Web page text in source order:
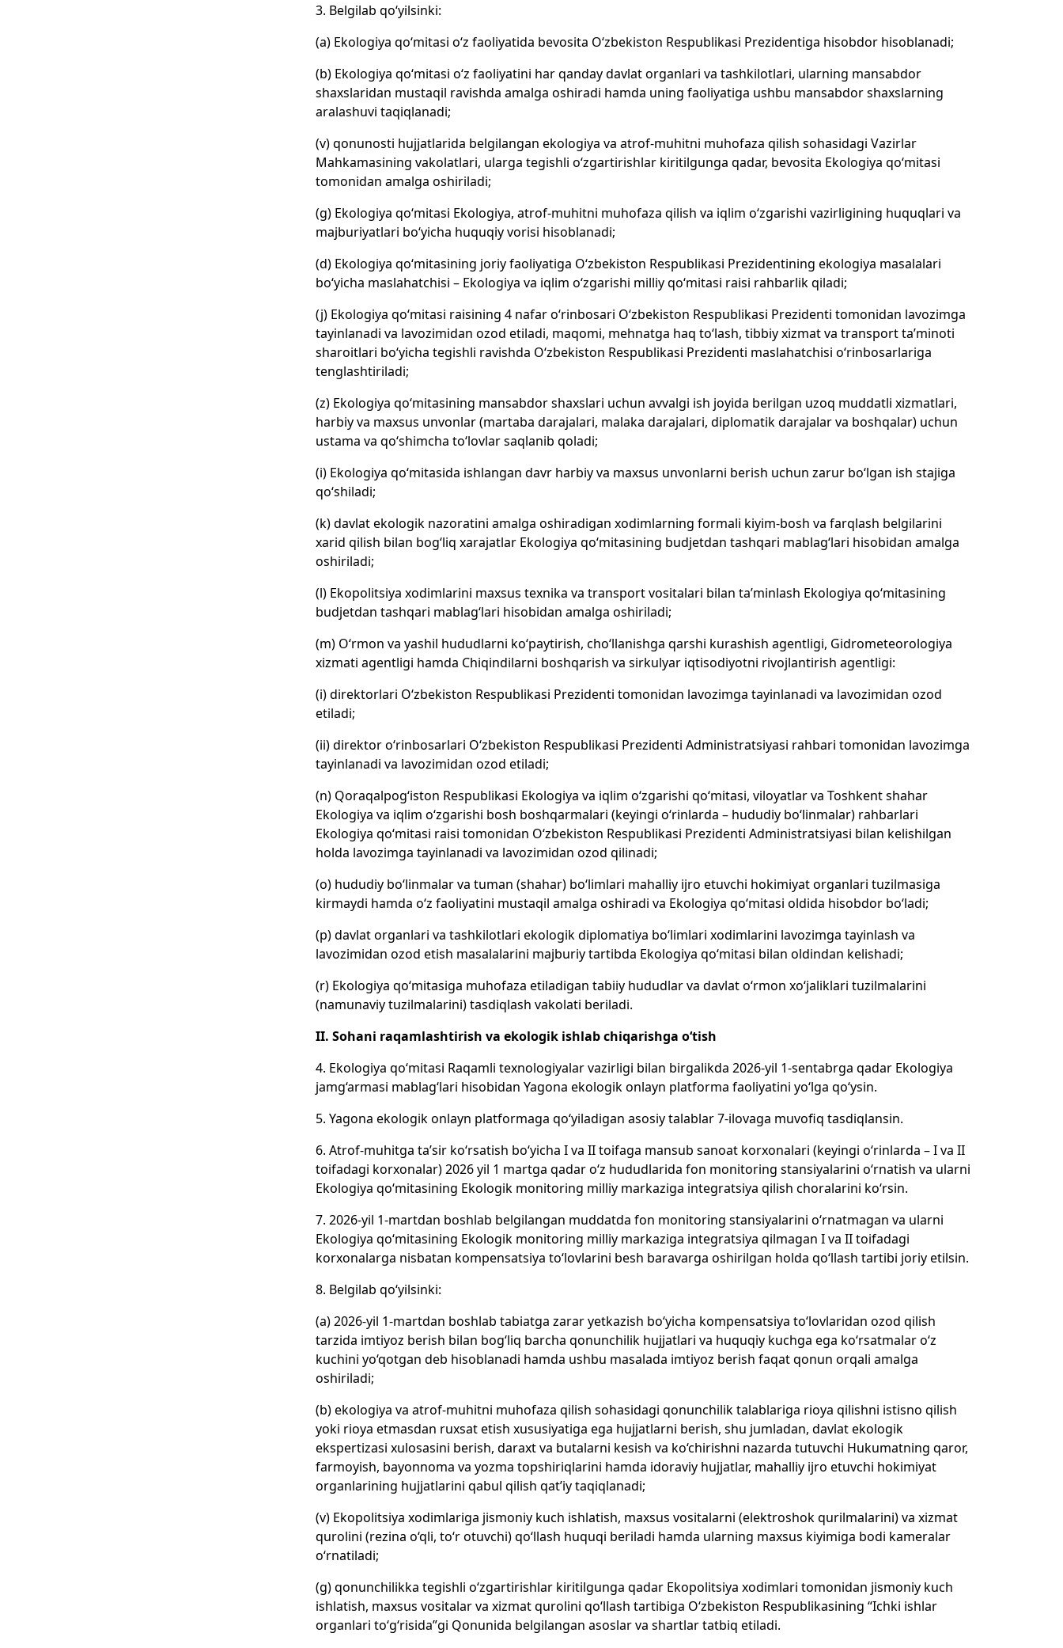
3. Belgilab qo‘yilsinki:
(a) Ekologiya qo‘mitasi o‘z faoliyatida bevosita O‘zbekiston Respublikasi Prezidentiga hisobdor hisoblanadi;
(b) Ekologiya qo‘mitasi o‘z faoliyatini har qanday davlat organlari va tashkilotlari, ularning mansabdor
shaxslaridan mustaqil ravishda amalga oshiradi hamda uning faoliyatiga ushbu mansabdor shaxslarning
aralashuvi taqiqlanadi;
(v) qonunosti hujjatlarida belgilangan ekologiya va atrof-muhitni muhofaza qilish sohasidagi Vazirlar
Mahkamasining vakolatlari, ularga tegishli o‘zgartirishlar kiritilgunga qadar, bevosita Ekologiya qo‘mitasi
tomonidan amalga oshiriladi;
(g) Ekologiya qo‘mitasi Ekologiya, atrof-muhitni muhofaza qilish va iqlim o‘zgarishi vazirligining huquqlari va
majburiyatlari bo‘yicha huquqiy vorisi hisoblanadi;
(d) Ekologiya qo‘mitasining joriy faoliyatiga O‘zbekiston Respublikasi Prezidentining ekologiya masalalari
bo‘yicha maslahatchisi – Ekologiya va iqlim o‘zgarishi milliy qo‘mitasi raisi rahbarlik qiladi;
(j) Ekologiya qo‘mitasi raisining 4 nafar o‘rinbosari O‘zbekiston Respublikasi Prezidenti tomonidan lavozimga
tayinlanadi va lavozimidan ozod etiladi, maqomi, mehnatga haq to‘lash, tibbiy xizmat va transport ta’minoti
sharoitlari bo‘yicha tegishli ravishda O‘zbekiston Respublikasi Prezidenti maslahatchisi o‘rinbosarlariga
tenglashtiriladi;
(z) Ekologiya qo‘mitasining mansabdor shaxslari uchun avvalgi ish joyida berilgan uzoq muddatli xizmatlari,
harbiy va maxsus unvonlar (martaba darajalari, malaka darajalari, diplomatik darajalar va boshqalar) uchun
ustama va qo‘shimcha to‘lovlar saqlanib qoladi;
(i) Ekologiya qo‘mitasida ishlangan davr harbiy va maxsus unvonlarni berish uchun zarur bo‘lgan ish stajiga
qo‘shiladi;
(k) davlat ekologik nazoratini amalga oshiradigan xodimlarning formali kiyim-bosh va farqlash belgilarini
xarid qilish bilan bog‘liq xarajatlar Ekologiya qo‘mitasining budjetdan tashqari mablag‘lari hisobidan amalga
oshiriladi;
(l) Ekopolitsiya xodimlarini maxsus texnika va transport vositalari bilan ta’minlash Ekologiya qo‘mitasining
budjetdan tashqari mablag‘lari hisobidan amalga oshiriladi;
(m) O‘rmon va yashil hududlarni ko‘paytirish, cho‘llanishga qarshi kurashish agentligi, Gidrometeorologiya
xizmati agentligi hamda Chiqindilarni boshqarish va sirkulyar iqtisodiyotni rivojlantirish agentligi:
(i) direktorlari O‘zbekiston Respublikasi Prezidenti tomonidan lavozimga tayinlanadi va lavozimidan ozod
etiladi;
(ii) direktor o‘rinbosarlari O‘zbekiston Respublikasi Prezidenti Administratsiyasi rahbari tomonidan lavozimga
tayinlanadi va lavozimidan ozod etiladi;
(n) Qoraqalpog‘iston Respublikasi Ekologiya va iqlim o‘zgarishi qo‘mitasi, viloyatlar va Toshkent shahar
Ekologiya va iqlim o‘zgarishi bosh boshqarmalari (keyingi o‘rinlarda – hududiy bo‘linmalar) rahbarlari
Ekologiya qo‘mitasi raisi tomonidan O‘zbekiston Respublikasi Prezidenti Administratsiyasi bilan kelishilgan
holda lavozimga tayinlanadi va lavozimidan ozod qilinadi;
(o) hududiy bo‘linmalar va tuman (shahar) bo‘limlari mahalliy ijro etuvchi hokimiyat organlari tuzilmasiga
kirmaydi hamda o‘z faoliyatini mustaqil amalga oshiradi va Ekologiya qo‘mitasi oldida hisobdor bo‘ladi;
(p) davlat organlari va tashkilotlari ekologik diplomatiya bo‘limlari xodimlarini lavozimga tayinlash va
lavozimidan ozod etish masalalarini majburiy tartibda Ekologiya qo‘mitasi bilan oldindan kelishadi;
(r) Ekologiya qo‘mitasiga muhofaza etiladigan tabiiy hududlar va davlat o‘rmon xo‘jaliklari tuzilmalarini
(namunaviy tuzilmalarini) tasdiqlash vakolati beriladi.
II. Sohani raqamlashtirish va ekologik ishlab chiqarishga o‘tish
4. Ekologiya qo‘mitasi Raqamli texnologiyalar vazirligi bilan birgalikda 2026-yil 1-sentabrga qadar Ekologiya
jamg‘armasi mablag‘lari hisobidan Yagona ekologik onlayn platforma faoliyatini yo‘lga qo‘ysin.
5. Yagona ekologik onlayn platformaga qo‘yiladigan asosiy talablar 7-ilovaga muvofiq tasdiqlansin.
6. Atrof-muhitga ta’sir ko‘rsatish bo‘yicha I va II toifaga mansub sanoat korxonalari (keyingi o‘rinlarda – I va II
toifadagi korxonalar) 2026 yil 1 martga qadar o‘z hududlarida fon monitoring stansiyalarini o‘rnatish va ularni
Ekologiya qo‘mitasining Ekologik monitoring milliy markaziga integratsiya qilish choralarini ko‘rsin.
7. 2026-yil 1-martdan boshlab belgilangan muddatda fon monitoring stansiyalarini o‘rnatmagan va ularni
Ekologiya qo‘mitasining Ekologik monitoring milliy markaziga integratsiya qilmagan I va II toifadagi
korxonalarga nisbatan kompensatsiya to‘lovlarini besh baravarga oshirilgan holda qo‘llash tartibi joriy etilsin.
8. Belgilab qo‘yilsinki:
(a) 2026-yil 1-martdan boshlab tabiatga zarar yetkazish bo‘yicha kompensatsiya to‘lovlaridan ozod qilish
tarzida imtiyoz berish bilan bog‘liq barcha qonunchilik hujjatlari va huquqiy kuchga ega ko‘rsatmalar o‘z
kuchini yo‘qotgan deb hisoblanadi hamda ushbu masalada imtiyoz berish faqat qonun orqali amalga
oshiriladi;
(b) ekologiya va atrof-muhitni muhofaza qilish sohasidagi qonunchilik talablariga rioya qilishni istisno qilish
yoki rioya etmasdan ruxsat etish xususiyatiga ega hujjatlarni berish, shu jumladan, davlat ekologik
ekspertizasi xulosasini berish, daraxt va butalarni kesish va ko‘chirishni nazarda tutuvchi Hukumatning qaror,
farmoyish, bayonnoma va yozma topshiriqlarini hamda idoraviy hujjatlar, mahalliy ijro etuvchi hokimiyat
organlarining hujjatlarini qabul qilish qat’iy taqiqlanadi;
(v) Ekopolitsiya xodimlariga jismoniy kuch ishlatish, maxsus vositalarni (elektroshok qurilmalarini) va xizmat
qurolini (rezina o‘qli, to‘r otuvchi) qo‘llash huquqi beriladi hamda ularning maxsus kiyimiga bodi kameralar
o‘rnatiladi;
(g) qonunchilikka tegishli o‘zgartirishlar kiritilgunga qadar Ekopolitsiya xodimlari tomonidan jismoniy kuch
ishlatish, maxsus vositalar va xizmat qurolini qo‘llash tartibiga O‘zbekiston Respublikasining “Ichki ishlar
organlari to‘g‘risida”gi Qonunida belgilangan asoslar va shartlar tatbiq etiladi.